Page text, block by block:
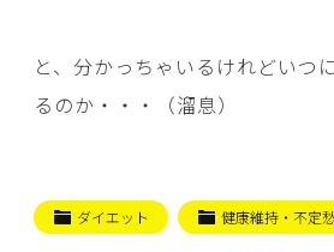
と、分かっちゃいるけれどいつ
るのか・・・（溜息）
ダイエット 健康維持・不定